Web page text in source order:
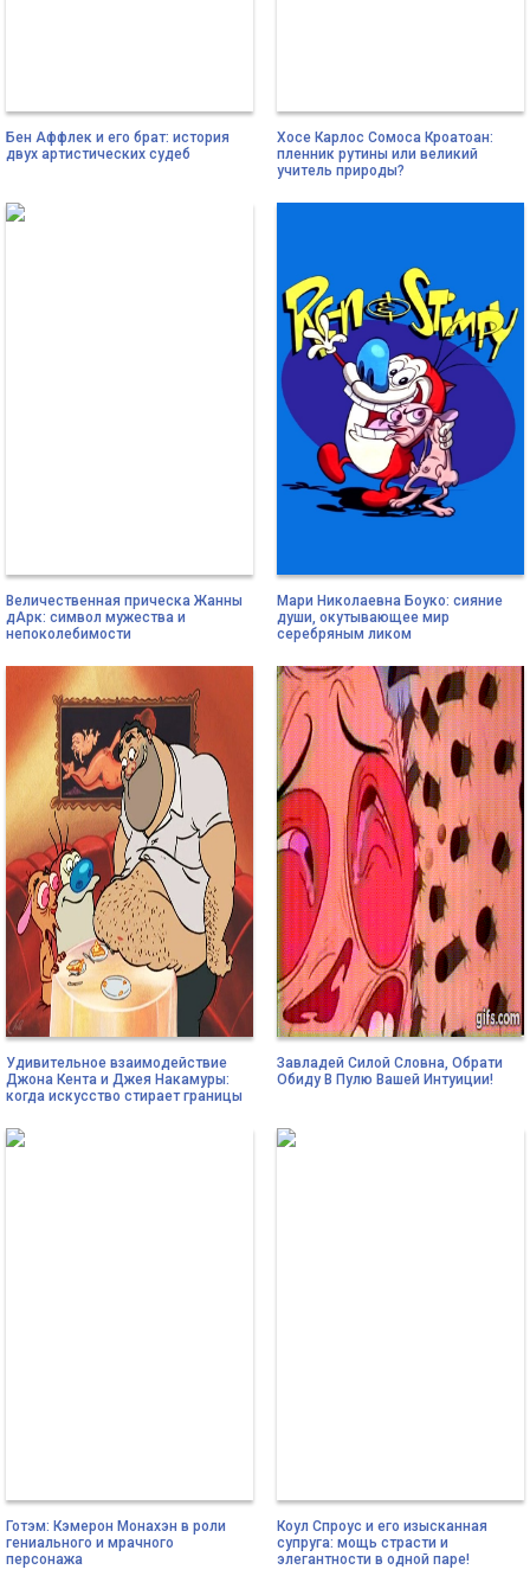
Бен Аффлек и его брат: история
двух артистических судеб
Хосе Карлос Сомоса Кроатоан:
пленник рутины или великий
учитель природы?
Величественная прическа Жанны
дАрк: символ мужества и
непоколебимости
Мари Николаевна Боуко: сияние
души, окутывающее мир
серебряным ликом
Удивительное взаимодействие
Джона Кента и Джея Накамуры:
когда искусство стирает границы
Завладей Силой Словна, Обрати
Обиду В Пулю Вашей Интуиции!
Готэм: Кэмерон Монахэн в роли
гениального и мрачного
персонажа
Коул Спроус и его изысканная
супруга: мощь страсти и
элегантности в одной паре!